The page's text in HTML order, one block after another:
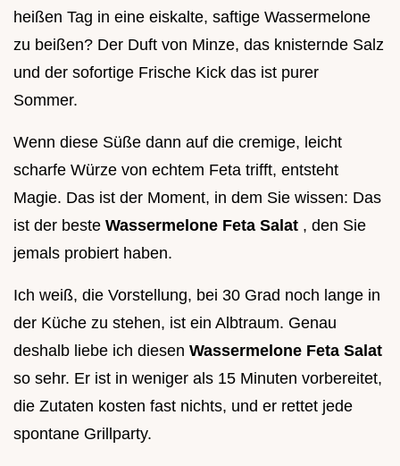
heißen Tag in eine eiskalte, saftige Wassermelone
zu beißen? Der Duft von Minze, das knisternde Salz
und der sofortige Frische Kick das ist purer
Sommer.
Wenn diese Süße dann auf die cremige, leicht
scharfe Würze von echtem Feta trifft, entsteht
Magie. Das ist der Moment, in dem Sie wissen: Das
ist der beste Wassermelone Feta Salat , den Sie
jemals probiert haben.
Ich weiß, die Vorstellung, bei 30 Grad noch lange in
der Küche zu stehen, ist ein Albtraum. Genau
deshalb liebe ich diesen Wassermelone Feta Salat
so sehr. Er ist in weniger als 15 Minuten vorbereitet,
die Zutaten kosten fast nichts, und er rettet jede
spontane Grillparty.